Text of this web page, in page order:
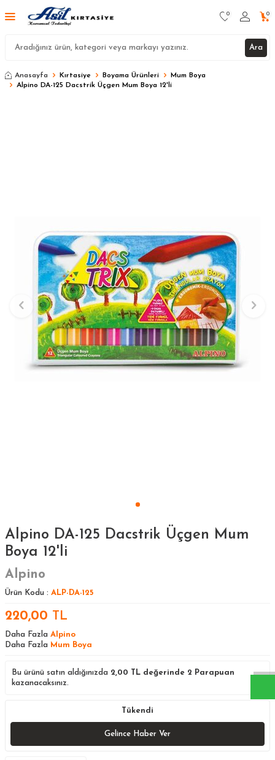
Ara
0 0
Anasayfa Kırtasiye Boyama Ürünleri
Mum Boya
Alpino DA-125 Dacstrik Üçgen Mum Boya 12'li
Alpino DA-125 Dacstrik Üçgen Mum
Boya 12'li
Alpino
Ürün Kodu : ALP-DA-125
220,00 TL
Daha Fazla Alpino
Daha Fazla Mum Boya
Bu ürünü satın aldığınızda 2,00 TL değerinde 2 Parapuan
kazanacaksınız.
Tükendi
Gelince Haber Ver